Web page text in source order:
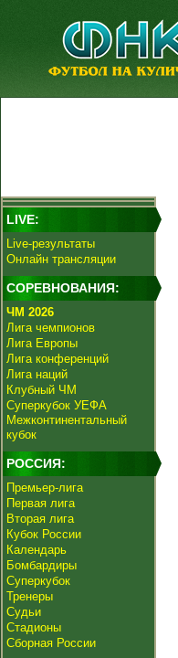
LIVE:
Live-результаты
Онлайн трансляции
СОРЕВНОВАНИЯ:
ЧМ 2026
Лига чемпионов
Лига Европы
Лига конференций
Лига наций
Клубный ЧМ
Суперкубок УЕФА
Межконтинентальный
кубок
РОССИЯ:
Премьер-лига
Первая лига
Вторая лига
Кубок России
Календарь
Бомбардиры
Суперкубок
Тренеры
Судьи
Стадионы
Сборная России